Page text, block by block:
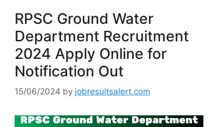
RPSC Ground Water
Department Recruitment
2024 Apply Online for
Notification Out
15/06/2024 by jobresultsalert.com